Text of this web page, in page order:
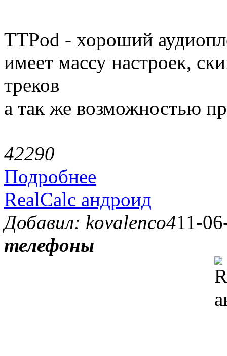
TTPod - хороший
имеет массу настроек,
треков
а так же возможностью
42290
Подробнее
RealCalc андроид
Добавил: kovalenco411-
телефоны